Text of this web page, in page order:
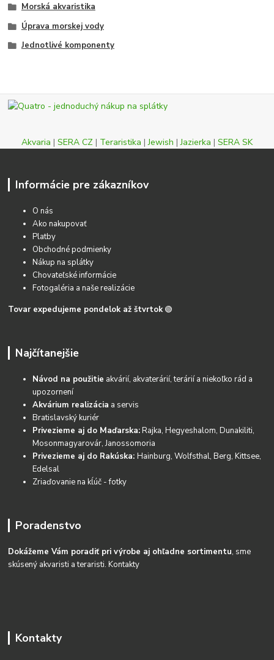
Morská akvaristika
Úprava morskej vody
Jednotlivé komponenty
Akvaria | SERA CZ | Teraristika |Jewish |Jazierka | SERA SK
Informácie pre zákazníkov
O nás
Ako nakupovať
Platby
Obchodné podmienky
Nákup na splátky
Chovateľské informácie
Fotogaléria a naše realizácie
Tovar expedujeme pondelok až štvrtok 🟢
Najčítanejšie
Návod na použitie akvárií, akvaterárií, terárií a niekoľko rád a
upozornení
Akvárium realizácia a servis
Bratislavský kuriér
Privezieme aj do Maďarska:Rajka, Hegyeshalom, Dunakiliti,
Mosonmagyarovár, Janossomoria
Privezieme aj do Rakúska:Hainburg, Wolfsthal, Berg, Kittsee,
Edelsal
Zriaďovanie na kĺúč - fotky
Poradenstvo
Dokážeme Vám poradiť pri výrobe aj ohľadne sortimentu, sme
skúsený akvaristi a teraristi.Kontakty
Kontakty